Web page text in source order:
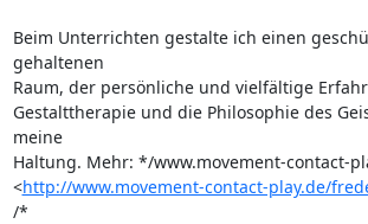
Beim Unterrichten gestalte ich einen
gehaltenen
Raum, der persönliche und vielfältige
Gestalttherapie und die Philosophie des
meine
Haltung. Mehr: */www.movement-contact-
<http://www.movement-contact-play.de/
/*